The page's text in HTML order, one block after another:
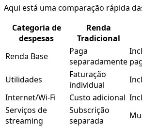
Aqui está uma comparação rápida
Categoria de
despesas
Renda
Tradicional
Renda Base
Paga
separadamente
Utilidades
Faturação
individual
Internet/Wi-Fi
Custo adicional
Serviços de
streaming
Subscrição
separada